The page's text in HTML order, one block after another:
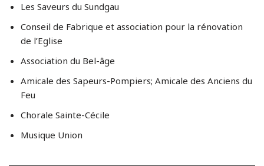
Les Saveurs du Sundgau
Conseil de Fabrique et association pour la rénovation
de l’Eglise
Association du Bel-âge
Amicale des Sapeurs-Pompiers; Amicale des Anciens du
Feu
Chorale Sainte-Cécile
Musique Union